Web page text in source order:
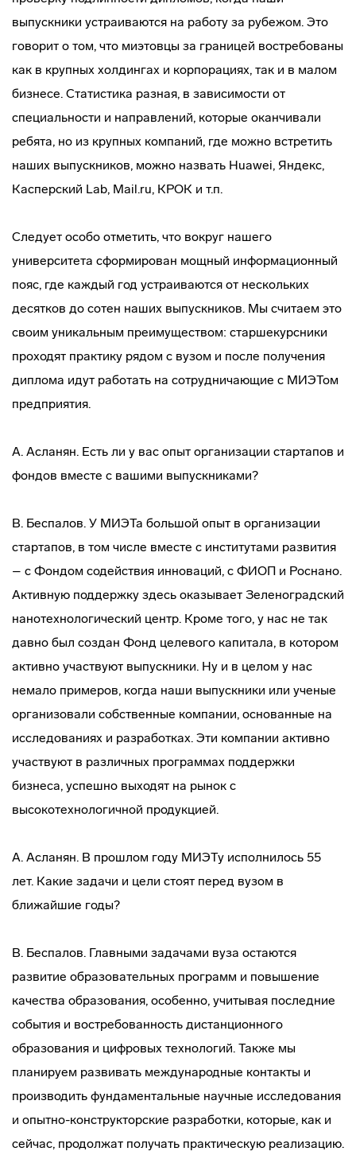
выпускники устраиваются на работу за рубежом. Это
говорит о том, что миэтовцы за границей востребованы
как в крупных холдингах и корпорациях, так и в малом
бизнесе. Статистика разная, в зависимости от
специальности и направлений, которые оканчивали
ребята, но из крупных компаний, где можно встретить
наших выпускников, можно назвать Huawei, Яндекс,
Касперский Lab, Mail.ru, КРОК и т.п.
Следует особо отметить, что вокруг нашего
университета сформирован мощный информационный
пояс, где каждый год устраиваются от нескольких
десятков до сотен наших выпускников. Мы считаем это
своим уникальным преимуществом: старшекурсники
проходят практику рядом с вузом и после получения
диплома идут работать на сотрудничающие с МИЭТом
предприятия.
А. Асланян. Есть ли у вас опыт организации стартапов и
фондов вместе с вашими выпускниками?
В. Беспалов. У МИЭТа большой опыт в организации
стартапов, в том числе вместе с институтами развития
– с Фондом содействия инноваций, с ФИОП и Роснано.
Активную поддержку здесь оказывает Зеленоградский
нанотехнологический центр. Кроме того, у нас не так
давно был создан Фонд целевого капитала, в котором
активно участвуют выпускники. Ну и в целом у нас
немало примеров, когда наши выпускники или ученые
организовали собственные компании, основанные на
исследованиях и разработках. Эти компании активно
участвуют в различных программах поддержки
бизнеса, успешно выходят на рынок с
высокотехнологичной продукцией.
А. Асланян. В прошлом году МИЭТу исполнилось 55
лет. Какие задачи и цели стоят перед вузом в
ближайшие годы?
В. Беспалов. Главными задачами вуза остаются
развитие образовательных программ и повышение
качества образования, особенно, учитывая последние
события и востребованность дистанционного
образования и цифровых технологий. Также мы
планируем развивать международные контакты и
производить фундаментальные научные исследования
и опытно-конструкторские разработки, которые, как и
сейчас, продолжат получать практическую реализацию.